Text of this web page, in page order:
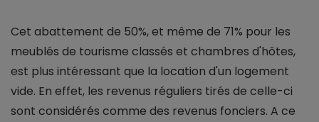
Cet abattement de 50%, et même de 71% pour les
meublés de tourisme classés et chambres d'hôtes,
est plus intéressant que la location d'un logement
vide. En effet, les revenus réguliers tirés de celle-ci
sont considérés comme des revenus fonciers. A ce